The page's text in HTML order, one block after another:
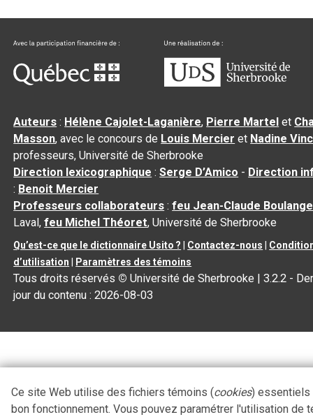
Auteurs : Hélène Cajolet-Laganière, Pierre Martel et
Masson, avec le concours de Louis Mercier et Nadine
professeurs, Université de Sherbrooke
Direction lexicographique :Serge D’Amico - Direction
: Benoit Mercier
Professeurs collaborateurs :feu Jean-Claude
Laval,feu Michel Théoret, Université de Sherbrooke
Qu’est-ce que le dictionnaire Usito ? Contactez-nous
d’utilisation
Paramètres des témoins
Tous droits réservés © Université de Sherbrooke |3.2.2 -
jour du contenu :2026-08-03
Ce site Web utilise des fichiers témoins (cookies) essentiels
bon fonctionnement. Vous pouvez paramétrer l'utilisation de